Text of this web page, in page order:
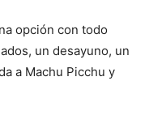
opción con todo
un desayuno, un
a Machu Picchu y